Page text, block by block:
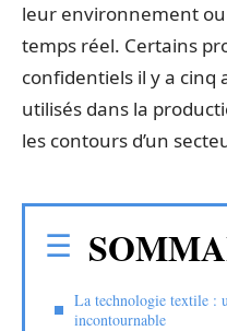
leur environnement
temps réel. Certains
confidentiels il y a cinq
utilisés dans la
les contours d’un
La technologie textile :
incontournable